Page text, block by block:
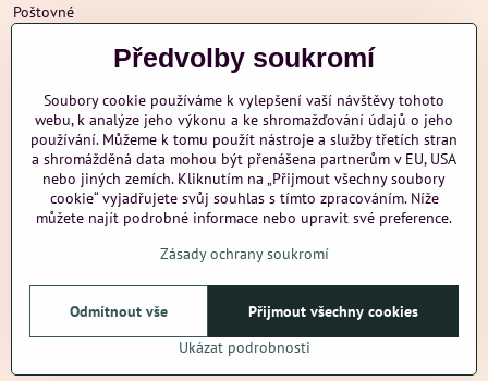
Poštovné
Obchodní podmínky
Ochrana osobních údajů
Další informace
nazehlujeme
©2026CopyrightPředvolby soukromíZásady ochrany soukromí
Vytvořeno systémem:ByznysWeb.cz
Předvolby soukromí
Soubory cookie používáme k vylepšení vaší návštěvy tohoto
webu, k analýze jeho výkonu a ke shromažďování údajů o jeho
používání. Můžeme k tomu použít nástroje a služby třetích stran
a shromážděná data mohou být přenášena partnerům v EU, USA
nebo jiných zemích. Kliknutím na „Přijmout všechny soubory
cookie“ vyjadřujete svůj souhlas s tímto zpracováním. Níže
můžete najít podrobné informace nebo upravit své preference.
Zásady ochrany soukromí
Ukázat podrobnosti
Přijmout všechny cookies
Odmítnout vše